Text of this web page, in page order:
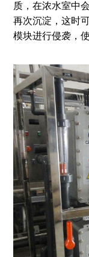
质，在浓水室中
再次沉淀，这时
模块进行侵袭，